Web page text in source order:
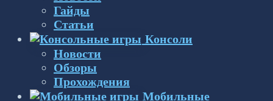
Гайды
Статьи
Консоли
Новости
Обзоры
Прохождения
Мобильные